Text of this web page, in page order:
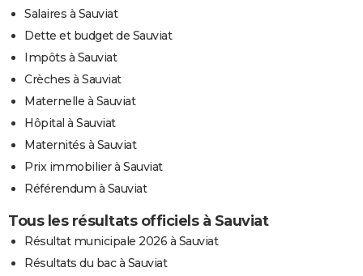
Salaires à Sauviat
Dette et budget de Sauviat
Impôts à Sauviat
Crèches à Sauviat
Maternelle à Sauviat
Hôpital à Sauviat
Maternités à Sauviat
Prix immobilier à Sauviat
Référendum à Sauviat
Tous les résultats officiels à Sauviat
Résultat municipale 2026 à Sauviat
Résultats du bac à Sauviat